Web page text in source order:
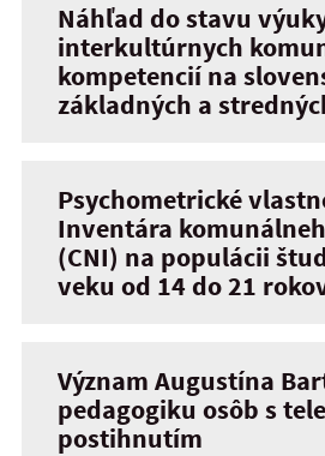
Náhľad do stavu
interkultúrnych
kompetencií na
základných a
Psychometrické
Inventára
(CNI) na populácii
veku od 14 do 21
Význam Augustína
pedagogiku osôb s
postihnutím